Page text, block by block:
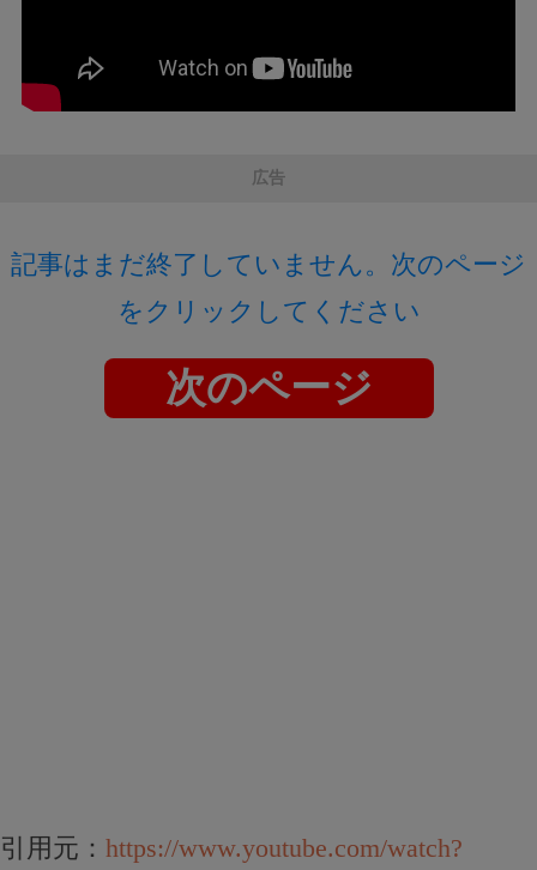
広告
記事はまだ終了していません。次のページ
をクリックしてください
次のページ
引用元： https://www.youtube.com/watch?